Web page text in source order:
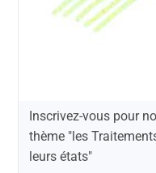
Inscrivez-vous pour
thème "les
leurs états"